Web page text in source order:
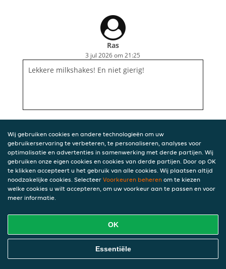
Ras
3 jul 2026 om 21:25
Lekkere milkshakes! En niet gierig!
Wij gebruiken cookies en andere technologieën om uw
gebruikerservaring te verbeteren, te personaliseren, analyses voor
optimalisatie en advertenties in samenwerking met derde partijen. Wij
gebruiken onze eigen cookies en cookies van derde partijen. Door op OK
te klikken accepteert u het gebruik van alle cookies. Wij plaatsen altijd
noodzakelijke cookies. Selecteer Voorkeuren beheren om te kiezen
welke cookies u wilt accepteren, om uw voorkeur aan te passen en voor
meer informatie.
OK
Essentiële